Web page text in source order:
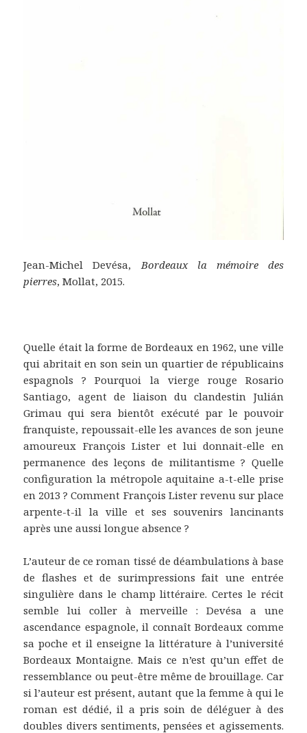
Jean-Michel Devésa, Bordeaux la mémoire des
pierres, Mollat, 2015.
Quelle était la forme de Bordeaux en 1962, une ville
qui abritait en son sein un quartier de républicains
espagnols ? Pourquoi la vierge rouge Rosario
Santiago, agent de liaison du clandestin Julián
Grimau qui sera bientôt exécuté par le pouvoir
franquiste, repoussait-elle les avances de son jeune
amoureux François Lister et lui donnait-elle en
permanence des leçons de militantisme ? Quelle
configuration la métropole aquitaine a-t-elle prise
en 2013 ? Comment François Lister revenu sur place
arpente-t-il la ville et ses souvenirs lancinants
après une aussi longue absence ?
L’auteur de ce roman tissé de déambulations à base
de flashes et de surimpressions fait une entrée
singulière dans le champ littéraire. Certes le récit
semble lui coller à merveille : Devésa a une
ascendance espagnole, il connaît Bordeaux comme
sa poche et il enseigne la littérature à l’université
Bordeaux Montaigne. Mais ce n’est qu’un effet de
ressemblance ou peut-être même de brouillage. Car
si l’auteur est présent, autant que la femme à qui le
roman est dédié, il a pris soin de déléguer à des
doubles divers sentiments, pensées et agissements.